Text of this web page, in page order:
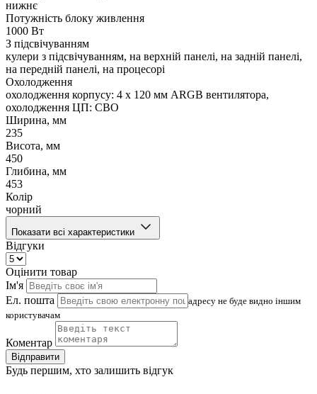
нижнє
Потужність блоку живлення
1000 Вт
З підсвічуванням
кулери з підсвічуванням, на верхній панелі, на задній панелі,
на передній панелі, на процесорі
Охолодження
охолодження корпусу: 4 x 120 мм ARGB вентилятора,
охолодження ЦП: СВО
Ширина, мм
235
Висота, мм
450
Глибина, мм
453
Колір
чорний
Показати всі характеристики
Відгуки
Оцінити товар
Ім'я
Ел. пошта
адресу не буде видно іншим
користувачам
Коментар
Відправити
Будь першим, хто залишить відгук